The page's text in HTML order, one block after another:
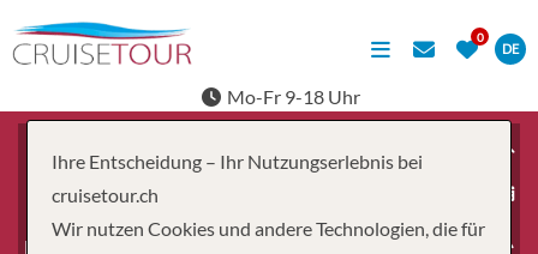
DE
Mo-Fr 9-18 Uhr
Erwachsene
Ihre Entscheidung – Ihr Nutzungserlebnis bei
cruisetour.ch
Wir nutzen Cookies und andere Technologien, die für